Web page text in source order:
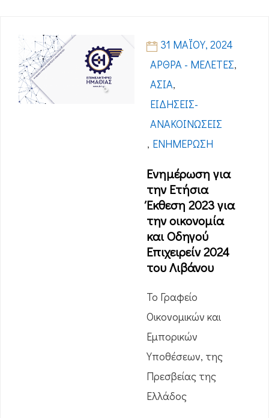
31 ΜΑΪ́ΟΥ, 2024
ΆΡΘΡΑ - ΜΕΛΈΤΕΣ,
ΑΣΊΑ,
ΕΙΔΉΣΕΙΣ-
ΑΝΑΚΟΙΝΏΣΕΙΣ
, ΕΝΗΜΈΡΩΣΗ
Ενημέρωση για
την Ετήσια
Έκθεση 2023 για
την οικονομία
και Οδηγού
Επιχειρείν 2024
του Λιβάνου
Το Γραφείο
Οικονομικών και
Εμπορικών
Υποθέσεων, της
Πρεσβείας της
Ελλάδος